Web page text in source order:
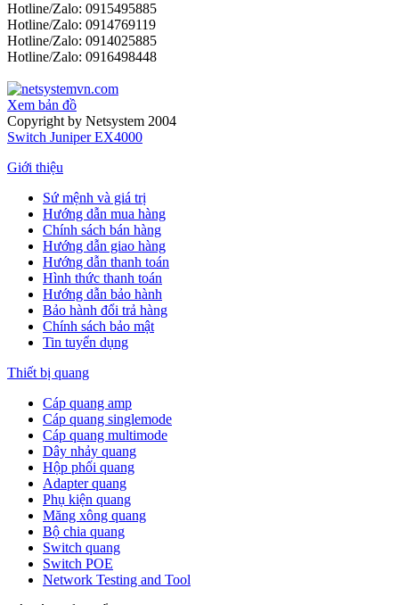
Hotline/Zalo: 0915495885
Hotline/Zalo: 0914769119
Hotline/Zalo: 0914025885
Hotline/Zalo: 0916498448
Xem bản đồ
Copyright by Netsystem 2004
Switch Juniper EX4000
Giới thiệu
Sứ mệnh và giá trị
Hướng dẫn mua hàng
Chính sách bán hàng
Hướng dẫn giao hàng
Hướng dẫn thanh toán
Hình thức thanh toán
Hướng dẫn bảo hành
Bảo hành đổi trả hàng
Chính sách bảo mật
Tin tuyển dụng
Thiết bị quang
Cáp quang amp
Cáp quang singlemode
Cáp quang multimode
Dây nhảy quang
Hộp phối quang
Adapter quang
Phụ kiện quang
Măng xông quang
Bộ chia quang
Switch quang
Switch POE
Network Testing and Tool